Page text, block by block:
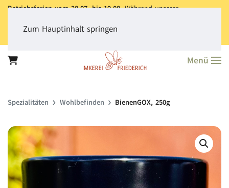
Betriebsferien vom 28.07. bis 19.08.Während unserer
dass derVersand aller Bestellungen erst ab dem 20.08.
Vielen Dank für Ihr Verständnis!
Zum Hauptinhalt springen
Menü
Spezialitäten Wohlbefinden BienenGOX, 250g